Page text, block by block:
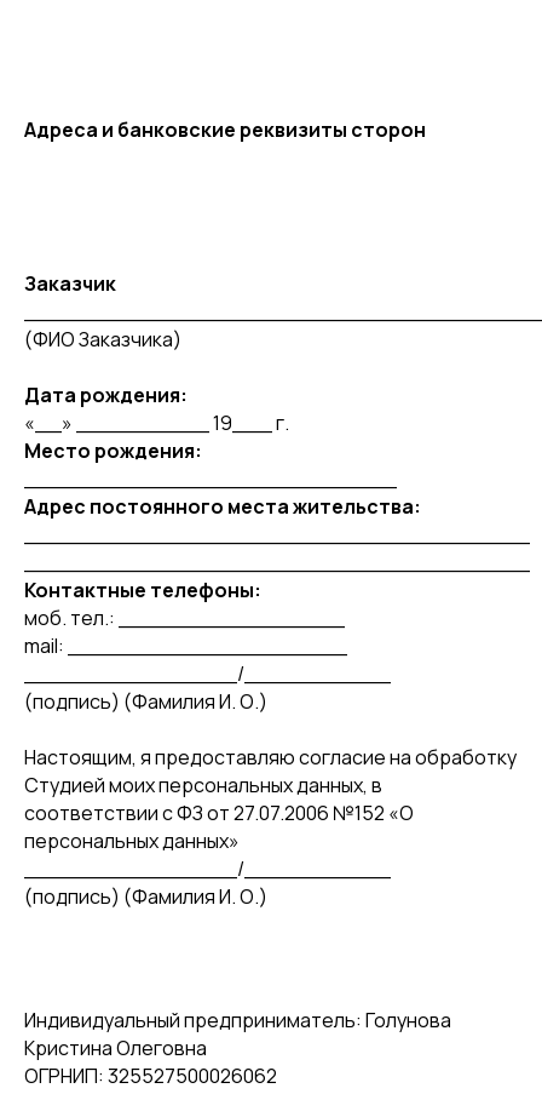
Адреса и банковские реквизиты сторон
Заказчик
(ФИО Заказчика)
Дата рождения:
«__» __________ 19___ г.
Место рождения:
Адрес постоянного места жительства:
Контактные телефоны:
моб. тел.: _________________
mail: _____________________
________________/___________
(подпись) (Фамилия И. О.)
Настоящим, я предоставляю согласие на обработку
Студией моих персональных данных, в
соответствии с ФЗ от 27.07.2006 №152 «О
персональных данных»
________________/___________
(подпись) (Фамилия И. О.)
Индивидуальный предприниматель: Голунова
Кристина Олеговна
ОГРНИП: 325527500026062
Политика конфиденциальности
Скачайте наше приложение